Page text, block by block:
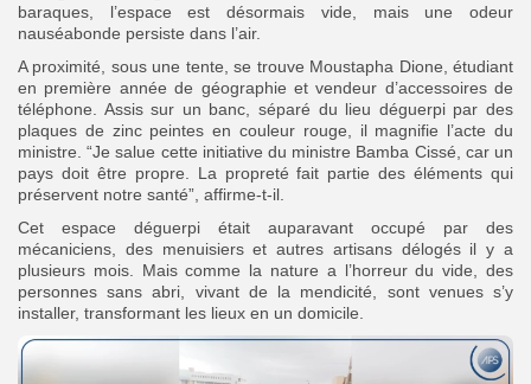
baraques, l’espace est désormais vide, mais une odeur
nauséabonde persiste dans l’air.
A proximité, sous une tente, se trouve Moustapha Dione, étudiant
en première année de géographie et vendeur d’accessoires de
téléphone. Assis sur un banc, séparé du lieu déguerpi par des
plaques de zinc peintes en couleur rouge, il magnifie l’acte du
ministre. “Je salue cette initiative du ministre Bamba Cissé, car un
pays doit être propre. La propreté fait partie des éléments qui
préservent notre santé”, affirme-t-il.
Cet espace déguerpi était auparavant occupé par des
mécaniciens, des menuisiers et autres artisans délogés il y a
plusieurs mois. Mais comme la nature a l’horreur du vide, des
personnes sans abri, vivant de la mendicité, sont venues s’y
installer, transformant les lieux en un domicile.